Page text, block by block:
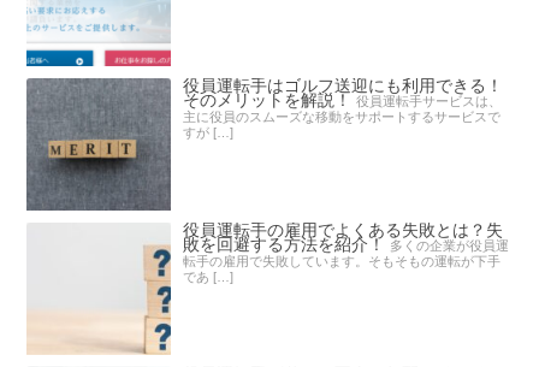
役員運転手はゴルフ送迎にも利用できる！
そのメリットを解説！ 役員運転手サービスは、
主に役員のスムーズな移動をサポートするサービスで
すが […]
役員運転手の雇用でよくある失敗とは？失
敗を回避する方法を紹介！ 多くの企業が役員運
転手の雇用で失敗しています。そもそもの運転が下手
であ […]